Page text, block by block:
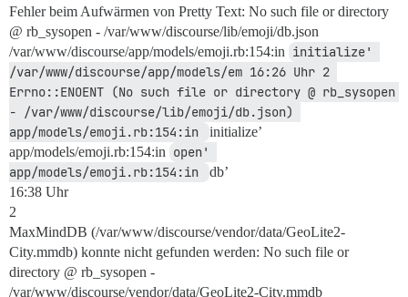
Fehler beim Aufwärmen von Pretty Text: No such file or directory
@ rb_sysopen - /var/www/discourse/lib/emoji/db.json
/var/www/discourse/app/models/emoji.rb:154:in initialize'
/var/www/discourse/app/models/em 16:26 Uhr 2
Errno::ENOENT (No such file or directory @ rb_sysopen
- /var/www/discourse/lib/emoji/db.json)
app/models/emoji.rb:154:in
initialize’
app/models/emoji.rb:154:in open'
app/models/emoji.rb:154:in
db’
16:38 Uhr
2
MaxMindDB (/var/www/discourse/vendor/data/GeoLite2-
City.mmdb) konnte nicht gefunden werden: No such file or
directory @ rb_sysopen -
/var/www/discourse/vendor/data/GeoLite2-City.mmdb